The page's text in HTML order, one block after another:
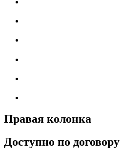
Правая колонка
Доступно по договору